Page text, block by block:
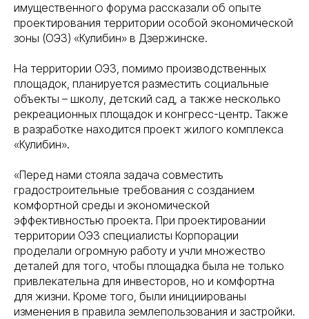
имущественного форума рассказали об опыте
проектирования территории особой экономической
зоны (ОЭЗ) «Кулибин» в Дзержинске.
На территории ОЭЗ, помимо производственных
площадок, планируется разместить социальные
объекты – школу, детский сад, а также несколько
рекреационных площадок и конгресс-центр. Также
в разработке находится проект жилого комплекса
«Кулибин».
«Перед нами стояла задача совместить
градостроительные требования с созданием
комфортной среды и экономической
эффективностью проекта. При проектировании
территории ОЭЗ специалисты Корпорации
проделали огромную работу и учли множество
деталей для того, чтобы площадка была не только
привлекательна для инвесторов, но и комфортна
для жизни. Кроме того, были инициированы
изменения в правила землепользования и застройки.